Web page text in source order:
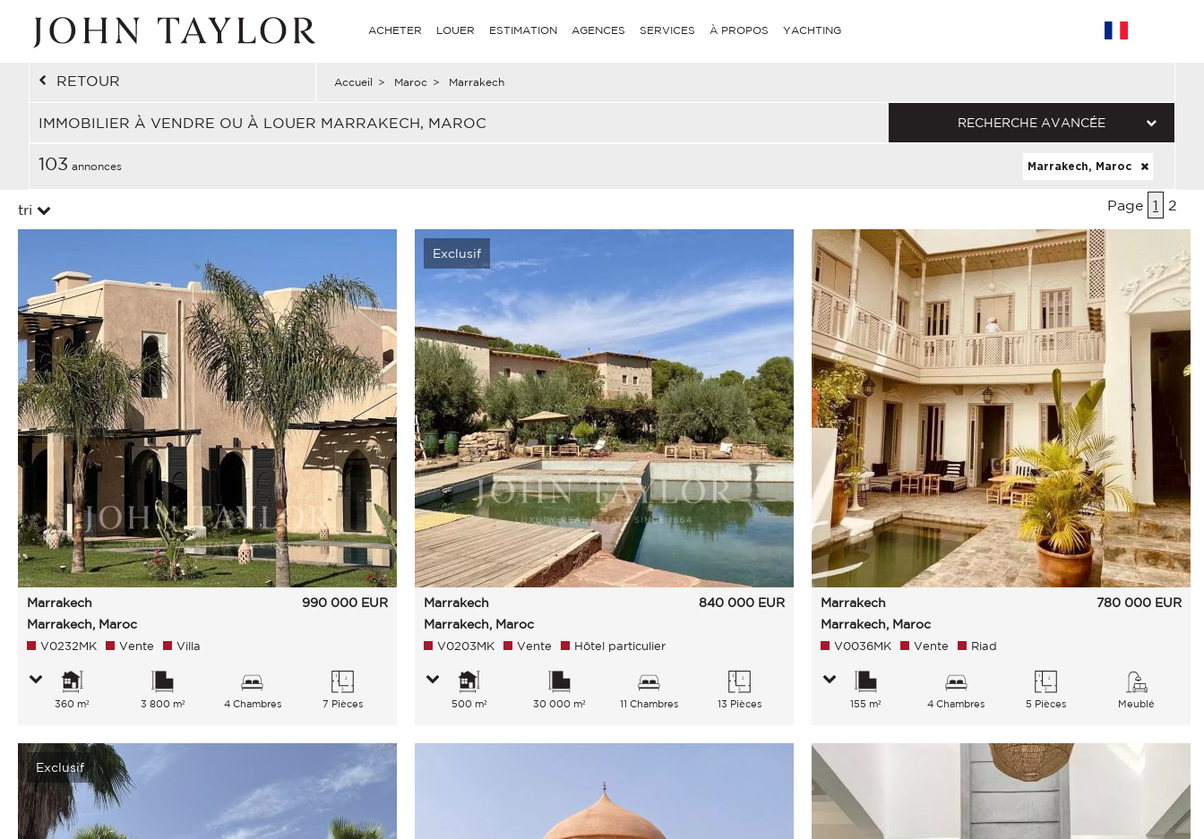
ACHETER LOUER ESTIMATION AGENCES SERVICES À PROPOS YACHTING
RETOUR Accueil > Maroc > Marrakech
IMMOBILIER À VENDRE OU À LOUER MARRAKECH, MAROC RECHERCHE AVANCÉE
103 annonces Marrakech, Maroc
tri Page 1 2
Marrakech
Marrakech, Maroc
990 000 EUR
V0232MK Vente Villa
360 m² 3 800 m² 4 Chambres 7 Pièces
Exclusif
Marrakech
Marrakech, Maroc
840 000 EUR
V0203MK Vente Hôtel particulier
500 m² 30 000 m² 11 Chambres 13 Pièces
Marrakech
Marrakech, Maroc
780 000 EUR
V0036MK Vente Riad
155 m² 4 Chambres 5 Pièces Meublé
Exclusif